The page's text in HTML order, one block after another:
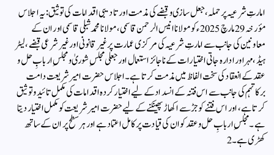
امارتِ شرعیہ پر حملہ، جعل سازی و قبضے کی مذمت اور تادیبی اقدامات کی توثیق: یہ اجلاس
مؤرخہ 29 مارچ 2025ء کو مولانا انیس الرحمن قاسمی، مولانا محمد شبلی قاسمی اور ان کے
معاونین کی جانب سے امارتِ شرعیہ کی مرکزی عمارت پر غیر قانونی اور غیر شرعی قبضے، لیٹر
ہیڈ، مہر اور ادارہ جاتی اختیارات کے ناجائز استعمال اور جعلی مجلسِ شوریٰ ومجلسِ اربابِ حل و
عقد کے انعقاد کی سخت الفاظ میں مذمت کرتا ہے۔اجلاس حضرت امیر شریعت دامت
برکاتہم کی جانب سے اس فتنہ کے انسداد کے لیے اختیار کردہ اقدامات کی مکمل تائید و توثیق
کرتا ہے، اور اس فتنے کو جڑ سے اکھاڑ پھینکنے کے لیے حضرت امیر شریعت کو مکمل اختیار دیتا
ہے۔ مجلسِ اربابِ حل و عقد کو ان کی قیادت پر کامل اعتماد ہے اور ہر سطح پر ان کے ساتھ
کھڑی ہے۔2